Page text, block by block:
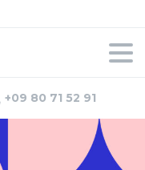
+09 80 71 52 91